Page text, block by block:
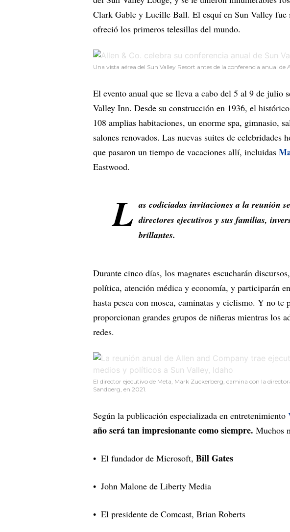
Clark Gable y Lucille Ball. El esquí en Sun Valley fue
ofreció los primeros telesillas del mundo.
Una vista aérea del Sun Valley Resort antes de la conferencia anual de
El evento anual que se lleva a cabo del 5 al 9 de julio
Valley Inn. Desde su construcción en 1936, el histórico
108 amplias habitaciones, un enorme spa, gimnasio,
salones renovados. Las nuevas suites de celebridades
que pasaron un tiempo de vacaciones allí, incluidas
Eastwood.
L as codiciadas invitaciones a la reunión
directores ejecutivos y sus familias,
brillantes.
Durante cinco días, los magnates escucharán
política, atención médica y economía, y participarán
hasta pesca con mosca, caminatas y ciclismo. Y no te
proporcionan grandes grupos de niñeras mientras los
redes.
El director ejecutivo de Meta, Mark Zuckerberg, camina con la
Sandberg, en 2021.
Según la publicación especializada en entretenimiento
año será tan impresionante como siempre. Muchos
El fundador de Microsoft, Bill Gates
John Malone de Liberty Media
El presidente de Comcast, Brian Roberts